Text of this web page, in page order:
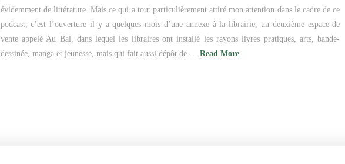
évidemment de littérature. Mais ce qui a tout particulièrement attiré mon attention dans le cadre de ce
podcast, c’est l’ouverture il y a quelques mois d’une annexe à la librairie, un deuxième espace de
vente appelé Au Bal, dans lequel les libraires ont installé les rayons livres pratiques, arts, bande-
dessinée, manga et jeunesse, mais qui fait aussi dépôt de … Read More